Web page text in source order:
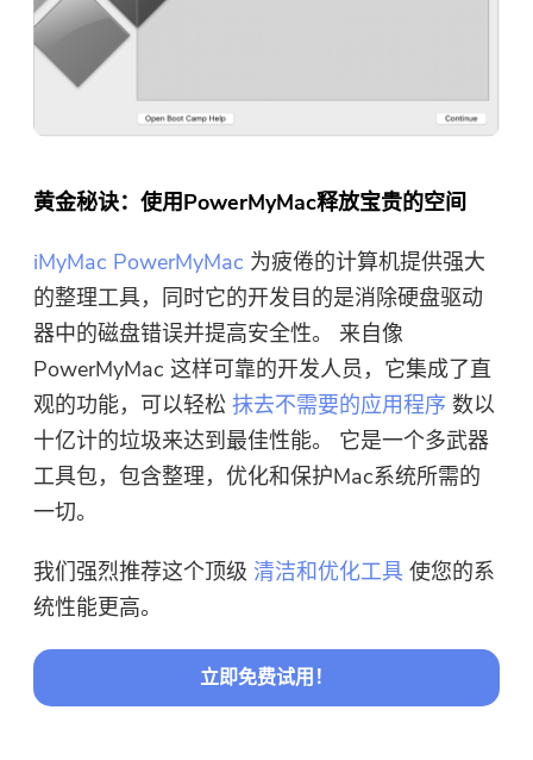
黄金秘诀：使用PowerMyMac释放宝贵的空间
iMyMac PowerMyMac 为疲倦的计算机提供强大
的整理工具，同时它的开发目的是消除硬盘驱动
器中的磁盘错误并提高安全性。 来自像
PowerMyMac 这样可靠的开发人员，它集成了直
观的功能，可以轻松抹去不需要的应用程序 数以
十亿计的垃圾来达到最佳性能。 它是一个多武器
工具包，包含整理，优化和保护Mac系统所需的
一切。
我们强烈推荐这个顶级 清洁和优化工具 使您的系
统性能更高。
立即免费试用！